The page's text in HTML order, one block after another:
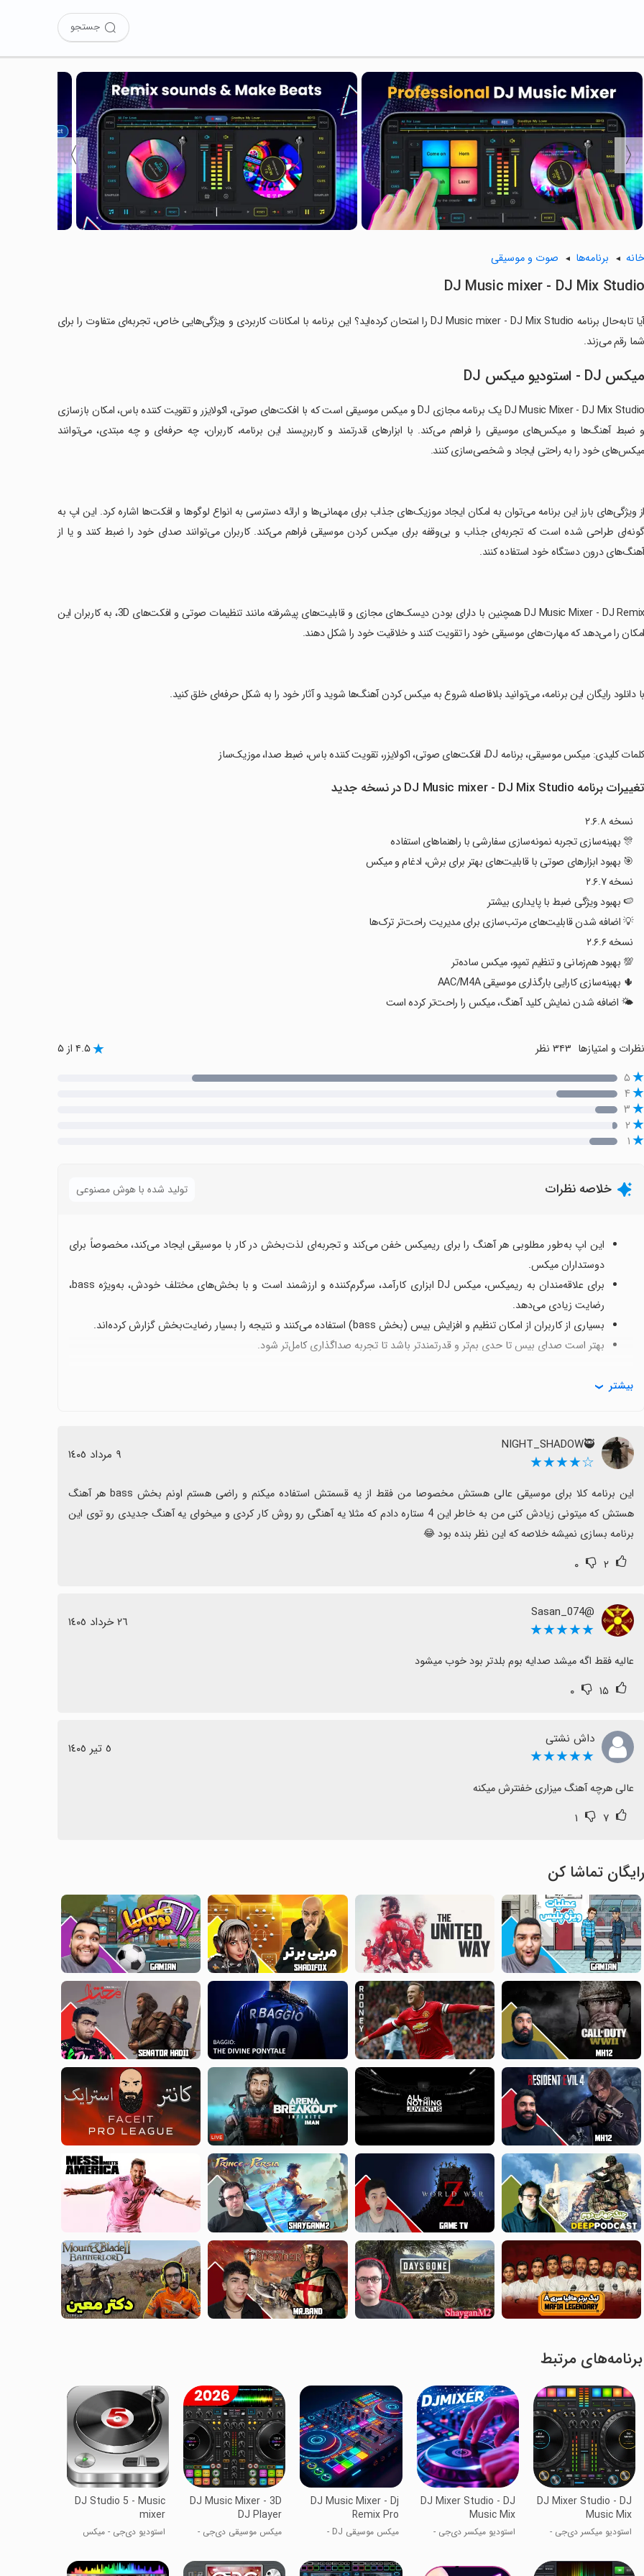
جستجو
〈
〉
خانه برنامه‌ها صوت و موسیقی
DJ Music mixer - DJ Mix Studio
آیا تابه‌حال برنامه DJ Music mixer - DJ Mix Studio را امتحان کرده‌اید؟ این برنامه با امکانات کاربردی و ویژگی‌هایی خاص، تجربه‌ای متفاوت را برای
شما رقم می‌زند.
میکس DJ - استودیو میکس DJ
DJ Music Mixer - DJ Mix Studio یک برنامه مجازی DJ و میکس موسیقی است که با افکت‌های صوتی، اکولایزر و تقویت کننده باس، امکان بازسازی
و ضبط آهنگ‌ها و میکس‌های موسیقی را فراهم می‌کند. با ابزارهای قدرتمند و کاربرپسند این برنامه، کاربران، چه حرفه‌ای و چه مبتدی، می‌توانند
میکس‌های خود را به راحتی ایجاد و شخصی‌سازی کنند.
‏از ویژگی‌های بارز این برنامه می‌توان به امکان ایجاد موزیک‌های جذاب برای مهمانی‌ها و ارائه دسترسی به انواع لوگوها و افکت‌ها اشاره کرد. این اپ به
گونه‌ای طراحی شده است که تجربه‌ای جذاب و بی‌وقفه برای میکس کردن موسیقی فراهم می‌کند. کاربران می‌توانند صدای خود را ضبط کنند و یا از
آهنگ‌های درون دستگاه خود استفاده کنند.
‏DJ Music Mixer - DJ Remix همچنین با دارای بودن دیسک‌های مجازی و قابلیت‌های پیشرفته مانند تنظیمات صوتی و افکت‌های 3D، به کاربران این
امکان را می‌دهد که مهارت‌های موسیقی خود را تقویت کنند و خلاقیت خود را شکل دهند.
‏با دانلود رایگان این برنامه، می‌توانید بلافاصله شروع به میکس کردن آهنگ‌ها شوید و آثار خود را به شکل حرفه‌ای خلق کنید.
‏کلمات کلیدی: میکس موسیقی، برنامه DJ، افکت‌های صوتی، اکولایزر، تقویت کننده باس، ضبط صدا، موزیک‌ساز
تغییرات برنامه DJ Music mixer - DJ Mix Studio در نسخه جدید
نسخه ۲.۶.۸
🎊 بهینه‌سازی تجربه نمونه‌سازی سفارشی با راهنماهای استفاده
🎯 بهبود ابزارهای صوتی با قابلیت‌های بهتر برای برش، ادغام و میکس
نسخه ۲.۶.۷
🍉 بهبود ویژگی ضبط با پایداری بیشتر
💡 اضافه شدن قابلیت‌های مرتب‌سازی برای مدیریت راحت‌تر ترک‌ها
نسخه ۲.۶.۶
💯 بهبود هم‌زمانی و تنظیم تمپو، میکس ساده‌تر
🌵 بهینه‌سازی کارایی بارگذاری موسیقی AAC/M4A
🌤 اضافه شدن نمایش کلید آهنگ، میکس را راحت‌تر کرده است
نظرات و امتیازها ۴.۵ از ۵
۵
۴
۳
۲
۱
خلاصه نظرات تولید شده با هوش مصنوعی
این اپ به‌طور مطلوبی هر آهنگ را برای ریمیکس خفن می‌کند و تجربه‌ای لذت‌بخش در کار با موسیقی ایجاد می‌کند، مخصوصاً برای
دوستداران میکس.
برای علاقه‌مندان به ریمیکس، میکس DJ ابزاری کارآمد، سرگرم‌کننده و ارزشمند است و با بخش‌های مختلف خودش، به‌ویژه bass،
رضایت زیادی می‌دهد.
بسیاری از کاربران از امکان تنظیم و افزایش بیس (بخش bass) استفاده می‌کنند و نتیجه را بسیار رضایت‌بخش گزارش کرده‌اند.
بهتر است صدای بیس تا حدی بم‌تر و قدرتمندتر باشد تا تجربه صداگذاری کامل‌تر شود.
بیشتر
NIGHT_SHADOW🥷
☆★★★★ ٩ مرداد ١٤٠٥
برنامه بسازی نمیشه خلاصه که این نظر بنده بود 😂
۲ ۰
@Sasan_074
★★★★★ ٢٦ خرداد ١٤٠٥
عالیه فقط اگه میشد صدایه بوم بلدتر بود خوب میشود
۱۵ ۰
داش نشتی
★★★★★ ٥ تیر ١٤٠٥
عالی هرچه آهنگ میزاری خفنترش میکنه
۷ ۱
رایگان تماشا کن
برنامه‌های مرتبط
DJ Mixer Studio - DJ
Music Mix
استودیو میکسر دی‌جی -
DJ Mixer Studio - DJ
Music Mix
استودیو میکسر دی‌جی -
DJ Music Mixer - Dj
Remix Pro
میکس موسیقی DJ -
DJ Music Mixer - 3D
DJ Player
میکس موسیقی دی‌جی -
DJ Studio 5 - Music
mixer
استودیو دی‌جی - میکس